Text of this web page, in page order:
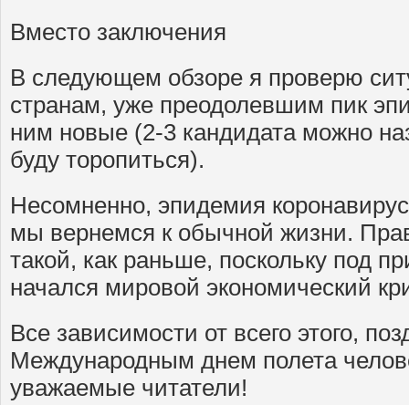
Вместо заключения
В следующем обзоре я проверю
странам, уже преодолевшим пик
ним новые (2-3 кандидата можно
буду торопиться).
Несомненно, эпидемия
мы вернемся к обычной жизни.
такой, как раньше, поскольку под
начался мировой экономический
Все зависимости от всего этого,
Международным днем полета
уважаемые читатели!